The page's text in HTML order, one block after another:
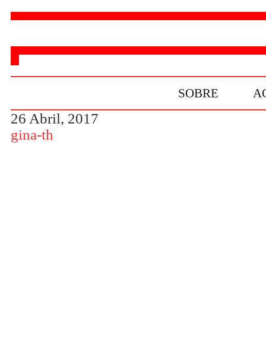
SOBRE
26 Abril, 2017
gina-th